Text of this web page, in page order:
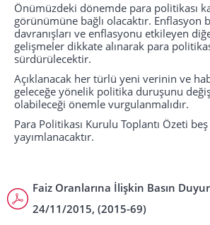
Önümüzdeki dönemde para politikası
görünümüne bağlı olacaktır.
davranışları ve enflasyonu etkileyen
gelişmeler dikkate alınarak para
sürdürülecektir.
Açıklanacak her türlü yeni verinin ve
geleceğe yönelik politika duruşunu
olabileceği önemle vurgulanmalıdır.
Para Politikası Kurulu Toplantı Özeti
yayımlanacaktır.
Faiz Oranlarına İlişkin Basın
24/11/2015, (2015-69)